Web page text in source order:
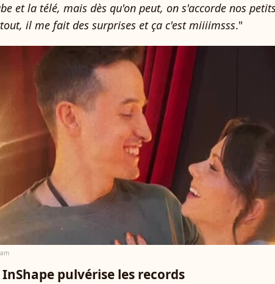
et la télé, mais dès qu'on peut, on s'accorde nos
il me fait des surprises et ça c'est miiiimsss."
pulvérise les records